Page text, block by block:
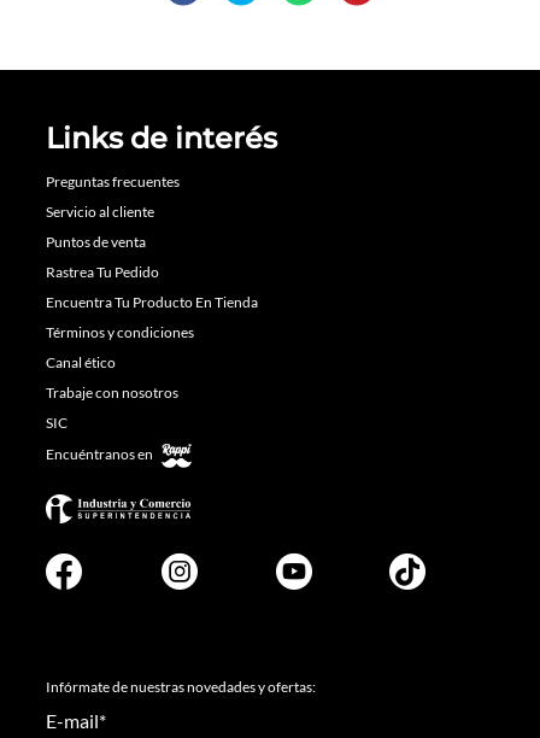
Links de interés
Preguntas frecuentes
Servicio al cliente
Puntos de venta
Rastrea Tu Pedido
Encuentra Tu Producto En Tienda
Términos y condiciones
Canal ético
Trabaje con nosotros
SIC
Encuéntranos en
Infórmate de nuestras novedades y ofertas:
E-mail*